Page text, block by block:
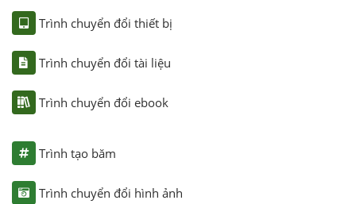
Trình chuyển đổi thiết bị
Trình chuyển đổi tài liệu
Trình chuyển đổi ebook
Trình tạo băm
Trình chuyển đổi hình ảnh